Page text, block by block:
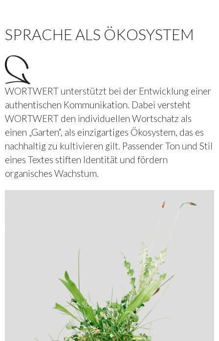
SPRACHE ALS ÖKOSYSTEM
WORTWERT unterstützt bei der Entwicklung einer
authentischen Kommunikation. Dabei versteht
WORTWERT den individuellen Wortschatz als
einen „Garten“, als einzigartiges Ökosystem, das es
nachhaltig zu kultivieren gilt. Passender Ton und Stil
eines Textes stiften Identität und fördern
organisches Wachstum.